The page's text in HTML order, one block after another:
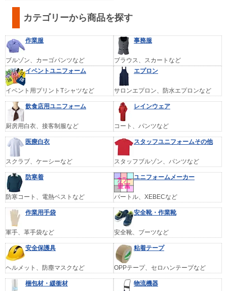
カテゴリーから商品を探す
作業服
ブルゾン、カーゴパンツなど
事務服
ブラウス、スカートなど
イベントユニフォーム
イベント用プリントTシャツなど
エプロン
サロンエプロン、防水エプロンなど
飲食店用ユニフォーム
厨房用白衣、接客制服など
レインウェア
コート、パンツなど
医療白衣
スクラブ、ケーシーなど
スタッフユニフォームその他
スタッフブルゾン、パンツなど
防寒着
防寒コート、電熱ベストなど
ユニフォームメーカー
バートル、XEBECなど
作業用手袋
軍手、革手袋など
安全靴・作業靴
安全靴、ブーツなど
安全保護具
ヘルメット、防塵マスクなど
粘着テープ
OPPテープ、セロハンテープなど
梱包材・緩衝材 物流機器